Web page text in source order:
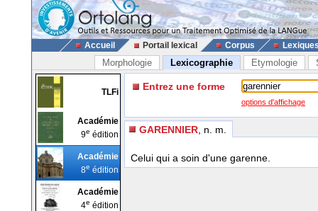
Accueil Portail lexical Corpus
Morphologie Lexicographie Etymologie
TLFi
Académie
9e édition
Académie
8e édition
Académie
4e édition
Entrez une forme
options d'affichage
GARENNIER , n. m.
Celui qui a soin d'une garenne.